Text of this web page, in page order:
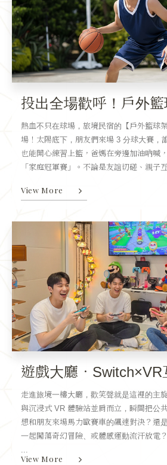
投出全場歡呼！戶外
熱血不只在球場，旅境民宿的【戶外籃球
場！太陽底下，朋友們來場 3 分球大賽，
也能開心練習上籃，爸媽在旁邊加油吶喊
「家庭冠軍賽」。不論是友誼切磋、親子
View More
遊戲大廳．Switch×VR
走進旅境一樓大廳，歡笑聲就是這裡的
與沉浸式 VR 體驗站並肩而立，瞬間把公
想和朋友來場馬力歐賽車的飆速對決？還
一起闖蕩奇幻冒險、或體感運動流汗放電？
...
View More